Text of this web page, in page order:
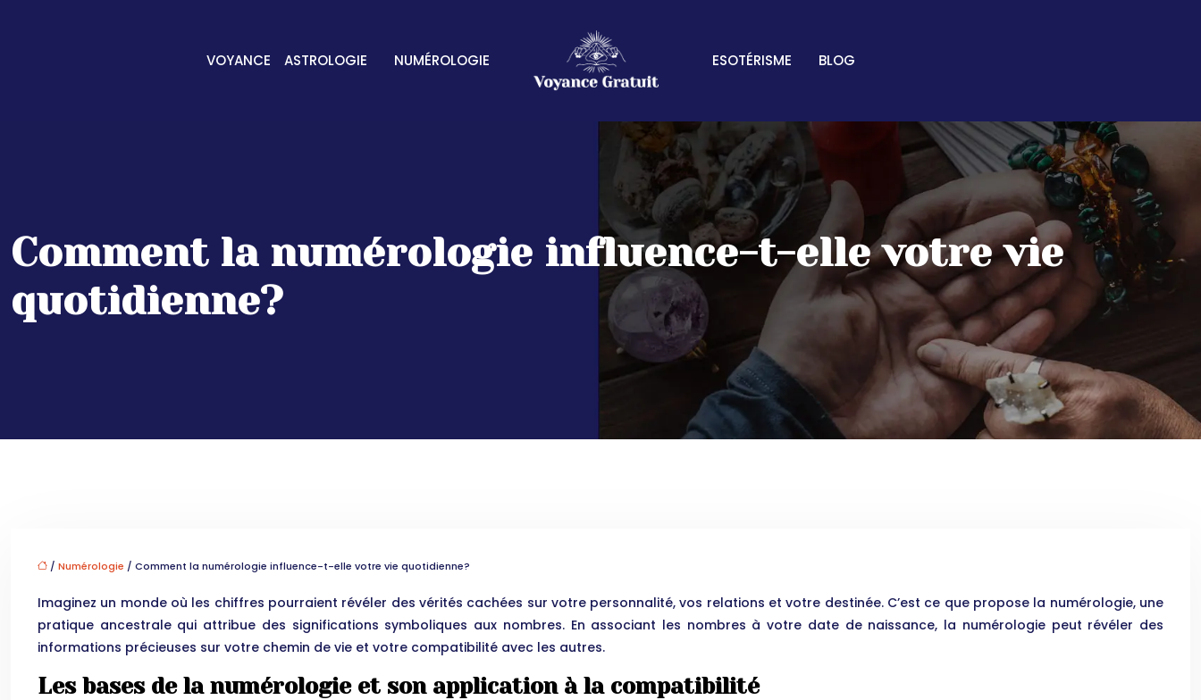
NUMÉROLOGIE
ASTROLOGIE
VOYANCE ESOTÉRISME BLOG
Comment la numérologie influence-t-elle votre vie
quotidienne?
/ Numérologie / Comment la numérologie influence-t-elle votre vie quotidienne?
Imaginez un monde où les chiffres pourraient révéler des vérités cachées sur votre personnalité, vos relations et votre destinée. C’est ce que propose la numérologie, une
pratique ancestrale qui attribue des significations symboliques aux nombres. En associant les nombres à votre date de naissance, la numérologie peut révéler des
informations précieuses sur votre chemin de vie et votre compatibilité avec les autres.
Les bases de la numérologie et son application à la compatibilité